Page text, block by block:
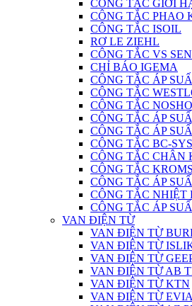
CÔNG TẮC GIỚI
CÔNG TẮC PHAO
CÔNG TẮC ISOIL
RƠ LE ZIEHL
CÔNG TẮC VS
CHỈ BÁO IGEMA
CÔNG TẮC ÁP
CÔNG TẮC
CÔNG TẮC
CÔNG TẮC ÁP
CÔNG TẮC ÁP
CÔNG TẮC BC-
CÔNG TẮC CHÂN
CÔNG TẮC
CÔNG TẮC ÁP
CÔNG TẮC NHIỆT
CÔNG TẮC ÁP
VAN ĐIỆN TỪ
VAN ĐIỆN TỪ
VAN ĐIỆN TỪ
VAN ĐIỆN TỪ
VAN ĐIỆN TỪ AB
VAN ĐIỆN TỪ KTN
VAN ĐIỆN TỪ